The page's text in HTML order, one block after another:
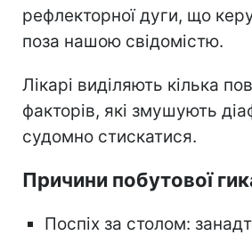
рефлекторної дуги, що
поза нашою свідомістю.
Лікарі виділяють кілька
факторів, які змушують
судомно стискатися.
Причини побутової
Поспіх за столом: